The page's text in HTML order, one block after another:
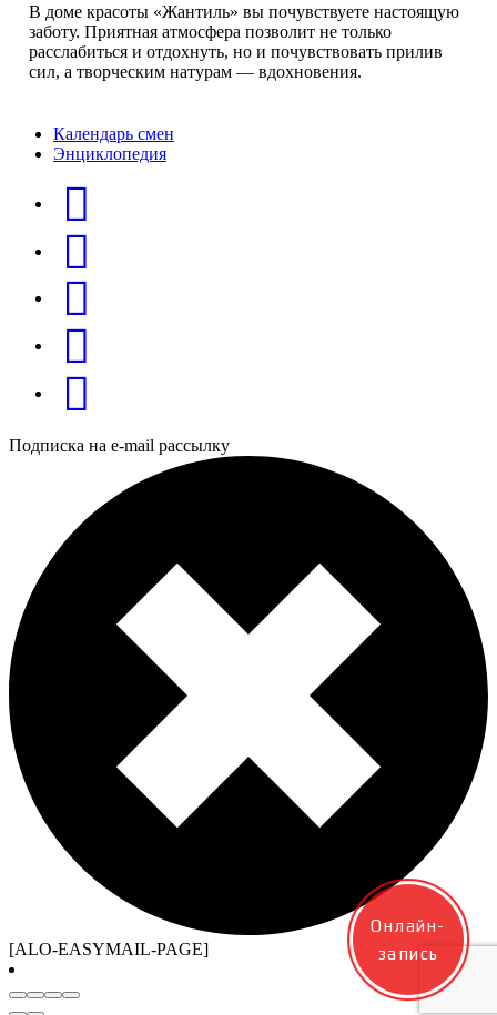
В доме красоты «Жантиль» вы почувствуете настоящую
заботу. Приятная атмосфера позволит не только
расслабиться и отдохнуть, но и почувствовать прилив
сил, а творческим натурам — вдохновения.
Календарь смен
Энциклопедия
Подписка на e-mail рассылку
[ALO-EASYMAIL-PAGE]
Онлайн-
запись